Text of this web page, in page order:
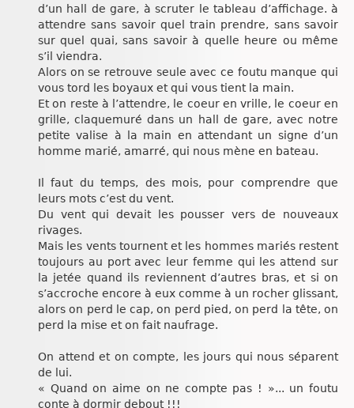
d’un hall de gare, à scruter le tableau d’affichage. à
attendre sans savoir quel train prendre, sans savoir
sur quel quai, sans savoir à quelle heure ou même
s’il viendra.
Alors on se retrouve seule avec ce foutu manque qui
vous tord les boyaux et qui vous tient la main.
Et on reste à l’attendre, le coeur en vrille, le coeur en
grille, claquemuré dans un hall de gare, avec notre
petite valise à la main en attendant un signe d’un
homme marié, amarré, qui nous mène en bateau.
Il faut du temps, des mois, pour comprendre que
leurs mots c’est du vent.
Du vent qui devait les pousser vers de nouveaux
rivages.
Mais les vents tournent et les hommes mariés restent
toujours au port avec leur femme qui les attend sur
la jetée quand ils reviennent d’autres bras, et si on
s’accroche encore à eux comme à un rocher glissant,
alors on perd le cap, on perd pied, on perd la tête, on
perd la mise et on fait naufrage.
On attend et on compte, les jours qui nous séparent
de lui.
« Quand on aime on ne compte pas ! »... un foutu
conte à dormir debout !!!